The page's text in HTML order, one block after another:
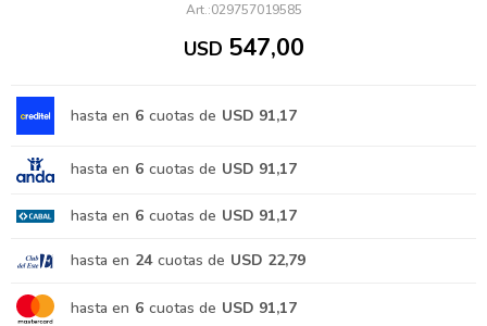
029757019585
USD 547,00
hasta en 6 cuotas de USD 91,17
hasta en 6 cuotas de USD 91,17
hasta en 6 cuotas de USD 91,17
hasta en 24 cuotas de USD 22,79
hasta en 6 cuotas de USD 91,17